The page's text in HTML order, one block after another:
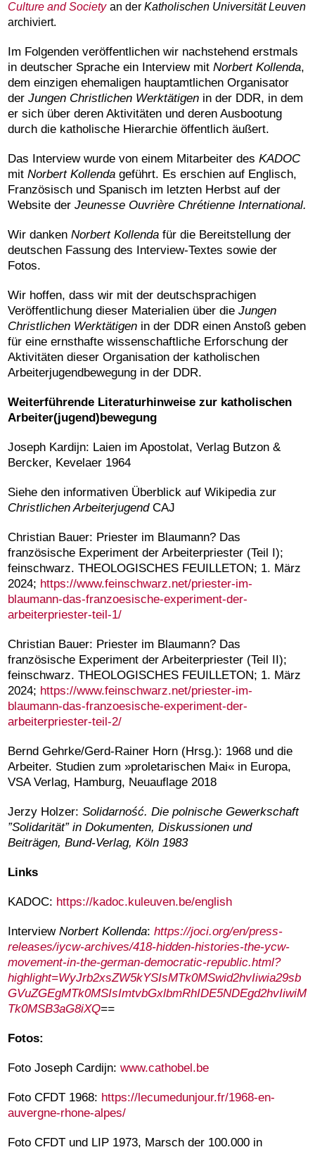
Culture and Society an derKatholischen Universität Leuven
archiviert.
Im Folgenden veröffentlichen wir nachstehend erstmals
in deutscher Sprache ein Interview mitNorbert Kollenda,
dem einzigen ehemaligen hauptamtlichen Organisator
derJungen Christlichen Werktätigen in der DDR, in dem
er sich über deren Aktivitäten und deren Ausbootung
durch die katholische Hierarchie öffentlich äußert.
Das Interview wurde von einem Mitarbeiter desKADOC
mitNorbert Kollenda geführt. Es erschien auf Englisch,
Französisch und Spanisch im letzten Herbst auf der
Website derJeunesse Ouvrière ChrétienneInternational.
Wir dankenNorbert Kollenda für die Bereitstellung der
deutschen Fassung des Interview-Textes sowie der
Fotos.
Wir hoffen, dass wir mit der deutschsprachigen
Veröffentlichung dieser Materialien über dieJungen
Christlichen Werktätigen in der DDR einen Anstoß geben
für eine ernsthafte wissenschaftliche Erforschung der
Aktivitäten dieser Organisation der katholischen
Arbeiterjugendbewegung in der DDR.
Weiterführende Literaturhinweisezur katholischen
Arbeiter(jugend)bewegung
Joseph Kardijn: Laien im Apostolat, Verlag Butzon &
Bercker, Kevelaer 1964
Siehe den informativen Überblick auf Wikipedia zur
Christlichen ArbeiterjugendCAJ
Christian Bauer: Priester im Blaumann? Das
französische Experiment der Arbeiterpriester (Teil I);
feinschwarz. THEOLOGISCHES FEUILLETON; 1. März
2024; https://www.feinschwarz.net/priester-im-
blaumann-das-franzoesische-experiment-der-
arbeiterpriester-teil-1/
Christian Bauer: Priester im Blaumann? Das
französische Experiment der Arbeiterpriester (Teil II);
feinschwarz. THEOLOGISCHES FEUILLETON; 1. März
2024; https://www.feinschwarz.net/priester-im-
blaumann-das-franzoesische-experiment-der-
arbeiterpriester-teil-2/
Bernd Gehrke/Gerd-Rainer Horn (Hrsg.): 1968 und die
Arbeiter. Studien zum »proletarischen Mai« in Europa,
VSA Verlag, Hamburg, Neuauflage 2018
Jerzy Holzer:Solidarność.Die polnische Gewerkschaft
”Solidarität” in Dokumenten, Diskussionen und
Beiträgen, Bund-Verlag, Köln 1983
Links
KADOC: https://kadoc.kuleuven.be/english
InterviewNorbert Kollenda:https://joci.org/en/press-
releases/iycw-archives/418-hidden-histories-the-ycw-
movement-in-the-german-democratic-republic.html?
highlight=WyJrb2xsZW5kYSIsMTk0MSwid2hvIiwia29sb
GVuZGEgMTk0MSIsImtvbGxlbmRhIDE5NDEgd2hvIiwiM
Tk0MSB3aG8iXQ==
Fotos:
Foto Joseph Cardijn:www.cathobel.be
Foto CFDT 1968: https://lecumedunjour.fr/1968-en-
auvergne-rhone-alpes/
Foto CFDT und LIP 1973, Marsch der 100.000 in